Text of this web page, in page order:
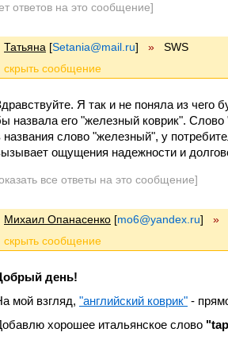
ответов на это сообщение]
Татьяна [Setania@mail.ru] » SWS
Я так и не поняла из чего
назвала его "железный коврик".
названия слово "железный", у
ощущения надежности и
все ответы на это сообщение]
Михаил Опанасенко [mo6@yandex.ru] »
день!
мой взгляд, "английский коврик" -
хорошее итальянское слово